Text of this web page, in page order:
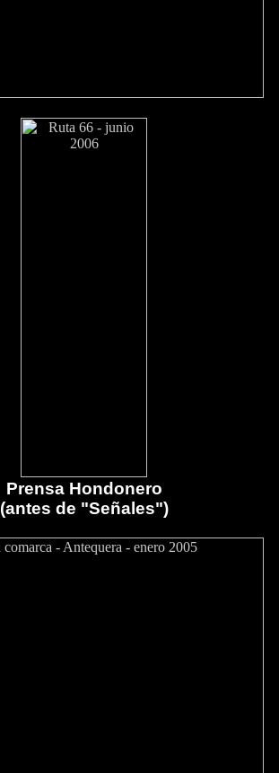
Prensa Hondonero
(antes de "Señales")